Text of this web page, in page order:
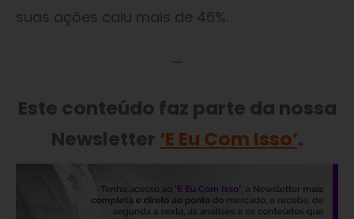
suas ações caiu mais de 46%.
—
Este conteúdo faz parte da nossa
Newsletter ‘E Eu Com Isso’.